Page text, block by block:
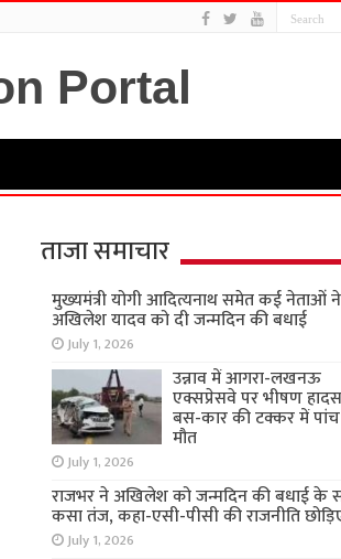
ताजा समाचार
मुख्यमंत्री योगी आदित्यनाथ समेत कई नेताओं ने
अखिलेश यादव को दी जन्मदिन की बधाई
July 1, 2026
उन्नाव में आगरा-लखनऊ
एक्सप्रेसवे पर भीषण
बस-कार की टक्कर में
मौत
July 1, 2026
राजभर ने अखिलेश को जन्मदिन की बधाई के
कसा तंज, कहा-एसी-पीसी की राजनीति
July 1, 2026